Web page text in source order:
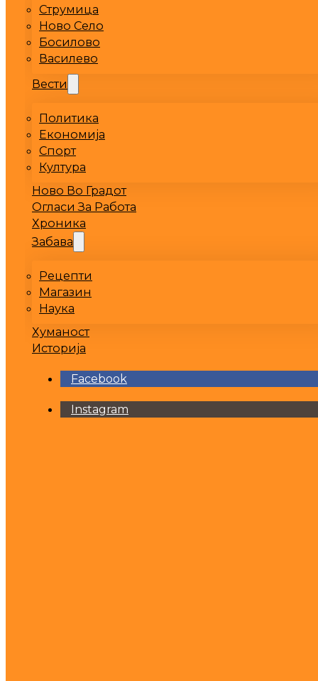
Струмица
Ново Село
Босилово
Василево
Вести
Политика
Економија
Спорт
Култура
Ново Во Градот
Огласи За Работа
Хроника
Забава
Рецепти
Магазин
Наука
Хуманост
Историја
Facebook
Instagram